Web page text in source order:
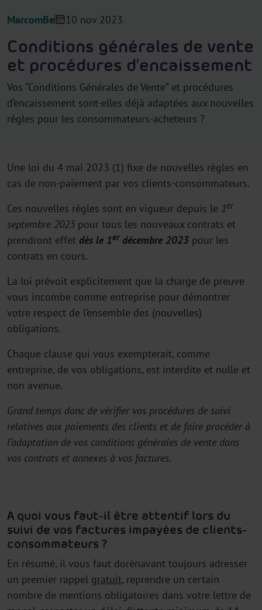
MarcomBe 10 nov 2023
Conditions générales de vente
et procédures d’encaissement
Vos “Conditions Générales de Vente” et procédures
d’encaissement sont-elles déjà adaptées aux nouvelles
règles pour les consommateurs-acheteurs ?
Une loi du 4 mai 2023 (1) fixe de nouvelles règles en
cas de non-paiement par vos clients-consommateurs.
Ces nouvelles règles sont en vigueur depuis le 1er
septembre 2023 pour tous les nouveaux contrats et
prendront effet dès le 1erdécembre 2023 pour les
contrats en cours.
La loi prévoit explicitement que la charge de preuve
vous incombe comme entreprise pour démontrer
votre respect de l’ensemble des (nouvelles)
obligations.
Chaque clause qui vous exempterait, comme
entreprise, de vos obligations, est interdite et nulle et
non avenue.
Grand temps donc de vérifier vos procédures de suivi
relatives aux paiements des clients et de faire procéder à
l’adaptation de vos conditions générales de vente dans
vos contrats et annexes à vos factures.
A quoi vous faut-il être attentif lors du
suivi de vos factures impayées de clients-
consommateurs ?
En résumé, il vous faut dorénavant toujours adresser
un premier rappel gratuit, reprendre un certain
nombre de mentions obligatoires dans votre lettre de